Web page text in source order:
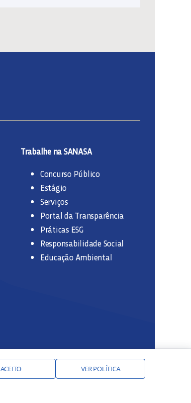
Trabalhe na SANASA
Concurso Público
Estágio
Serviços
Portal da Transparência
Práticas ESG
Responsabilidade Social
Educação Ambiental
ACEITO VER POLÍTICA